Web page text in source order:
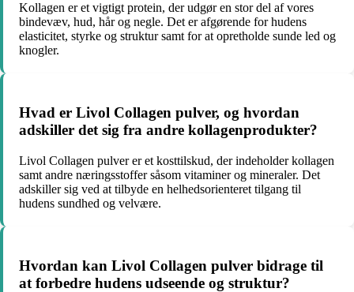
Kollagen er et vigtigt protein, der udgør en stor del af vores
bindevæv, hud, hår og negle. Det er afgørende for hudens
elasticitet, styrke og struktur samt for at opretholde sunde led og
knogler.
Hvad er Livol Collagen pulver, og hvordan
adskiller det sig fra andre kollagenprodukter?
Livol Collagen pulver er et kosttilskud, der indeholder kollagen
samt andre næringsstoffer såsom vitaminer og mineraler. Det
adskiller sig ved at tilbyde en helhedsorienteret tilgang til
hudens sundhed og velvære.
Hvordan kan Livol Collagen pulver bidrage til
at forbedre hudens udseende og struktur?